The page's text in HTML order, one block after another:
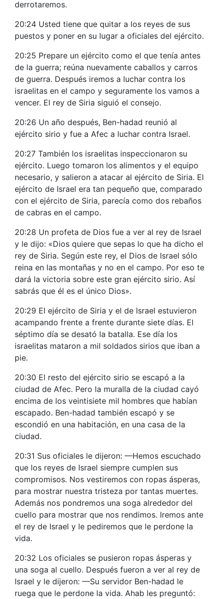
derrotaremos.
20:24 Usted tiene que quitar a los reyes de sus
puestos y poner en su lugar a oficiales del ejército.
20:25 Prepare un ejército como el que tenía antes
de la guerra; reúna nuevamente caballos y carros
de guerra. Después iremos a luchar contra los
israelitas en el campo y seguramente los vamos a
vencer. El rey de Siria siguió el consejo.
20:26 Un año después, Ben-hadad reunió al
ejército sirio y fue a Afec a luchar contra Israel.
20:27 También los israelitas inspeccionaron su
ejército. Luego tomaron los alimentos y el equipo
necesario, y salieron a atacar al ejército de Siria. El
ejército de Israel era tan pequeño que, comparado
con el ejército de Siria, parecía como dos rebaños
de cabras en el campo.
20:28 Un profeta de Dios fue a ver al rey de Israel
y le dijo: «Dios quiere que sepas lo que ha dicho el
rey de Siria. Según este rey, el Dios de Israel sólo
reina en las montañas y no en el campo. Por eso te
dará la victoria sobre este gran ejército sirio. Así
sabrás que él es el único Dios».
20:29 El ejército de Siria y el de Israel estuvieron
acampando frente a frente durante siete días. El
séptimo día se desató la batalla. Ese día los
israelitas mataron a mil soldados sirios que iban a
pie.
20:30 El resto del ejército sirio se escapó a la
ciudad de Afec. Pero la muralla de la ciudad cayó
encima de los veintisiete mil hombres que habían
escapado. Ben-hadad también escapó y se
escondió en una habitación, en una casa de la
ciudad.
20:31 Sus oficiales le dijeron: —Hemos escuchado
que los reyes de Israel siempre cumplen sus
compromisos. Nos vestiremos con ropas ásperas,
para mostrar nuestra tristeza por tantas muertes.
Además nos pondremos una soga alrededor del
cuello para mostrar que nos rendimos. Iremos ante
el rey de Israel y le pediremos que le perdone la
vida.
20:32 Los oficiales se pusieron ropas ásperas y
una soga al cuello. Después fueron a ver al rey de
Israel y le dijeron: —Su servidor Ben-hadad le
ruega que le perdone la vida. Ahab les preguntó: